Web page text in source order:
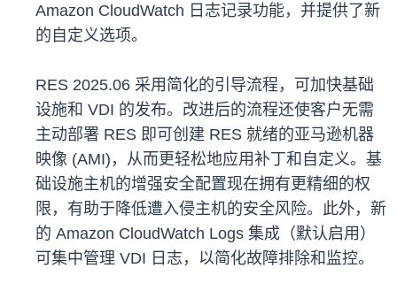
Amazon CloudWatch 日志记录功能，并提供了新
的自定义选项。
RES 2025.06 采用简化的引导流程，可加快基础
设施和 VDI 的发布。改进后的流程还使客户无需
主动部署 RES 即可创建 RES 就绪的亚马逊机器
映像 (AMI)，从而更轻松地应用补丁和自定义。基
础设施主机的增强安全配置现在拥有更精细的权
限，有助于降低遭入侵主机的安全风险。此外，新
的 Amazon CloudWatch Logs 集成（默认启用）
可集中管理 VDI 日志，以简化故障排除和监控。